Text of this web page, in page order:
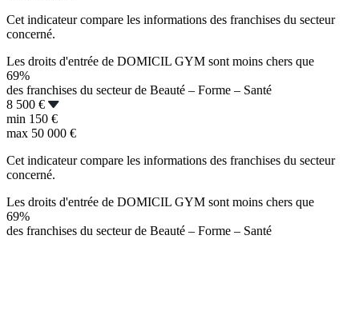
Cet indicateur compare les informations des franchises du secteur
concerné.
Les droits d'entrée de DOMICIL GYM sont moins chers que
69%
des franchises du secteur de Beauté – Forme – Santé
8 500 €
min 150 €
max 50 000 €
Cet indicateur compare les informations des franchises du secteur
concerné.
Les droits d'entrée de DOMICIL GYM sont moins chers que
69%
des franchises du secteur de Beauté – Forme – Santé